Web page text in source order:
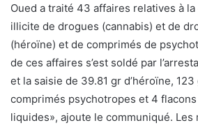
Oued a traité 43 affaires relatives à
illicite de drogues (cannabis) et de
(héroïne) et de comprimés de
de ces affaires s’est soldé par
et la saisie de 39.81 gr d’héroïne,
comprimés psychotropes et 4
liquides», ajoute le communiqué. Les